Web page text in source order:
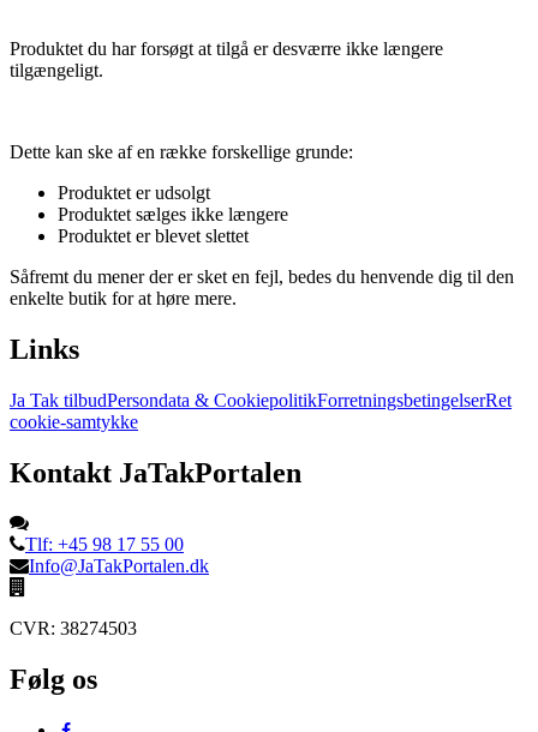
Produktet du har forsøgt at tilgå er desværre ikke længere
tilgængeligt.
Dette kan ske af en række forskellige grunde:
Produktet er udsolgt
Produktet sælges ikke længere
Produktet er blevet slettet
Såfremt du mener der er sket en fejl, bedes du henvende dig til den
enkelte butik for at høre mere.
Links
Ja Tak tilbudPersondata & CookiepolitikForretningsbetingelserRet
cookie-samtykke
Kontakt JaTakPortalen
Tlf: +45 98 17 55 00
Info@JaTakPortalen.dk
CVR: 38274503
Følg os